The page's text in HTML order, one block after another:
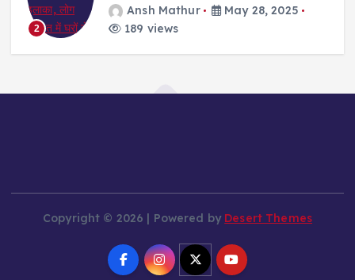
2
Ansh Mathur
May 28, 2025
189 views
Copyright © 2026 | Powered by Desert Themes